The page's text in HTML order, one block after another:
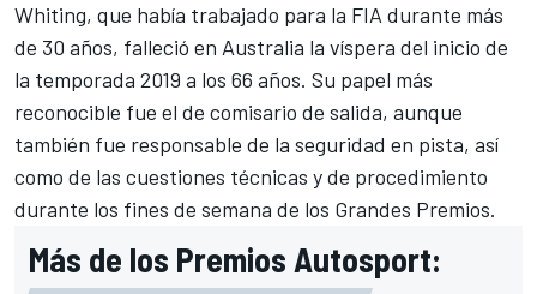
Whiting, que había trabajado para la FIA durante más
de 30 años, falleció en Australia la víspera del inicio de
la temporada 2019 a los 66 años. Su papel más
reconocible fue el de comisario de salida, aunque
también fue responsable de la seguridad en pista, así
como de las cuestiones técnicas y de procedimiento
durante los fines de semana de los Grandes Premios.
Más de los Premios Autosport: